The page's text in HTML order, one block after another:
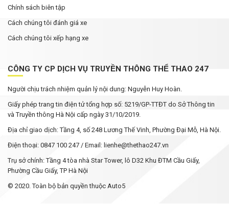
Chính sách biên tập
Cách chúng tôi đánh giá xe
Cách chúng tôi xếp hạng xe
CÔNG TY CP DỊCH VỤ TRUYỀN THÔNG THỂ THAO 247
Người chịu trách nhiệm quản lý nội dung: Nguyễn Huy Hoàn.
Giấy phép trang tin điện tử tổng hợp số: 5219/GP-TTĐT do Sở Thông tin
và Truyền thông Hà Nội cấp ngày 31/10/2019.
Địa chỉ giao dịch: Tầng 4, số 248 Lương Thế Vinh, Phường Đại Mỗ, Hà Nội.
Điện thoại: 0847 100 247 / Email: lienhe@thethao247.vn
Trụ sở chính: Tầng 4 tòa nhà Star Tower, lô D32 Khu ĐTM Cầu Giấy,
Phường Cầu Giấy, TP Hà Nội
© 2020. Toàn bộ bản quyền thuộc Auto5